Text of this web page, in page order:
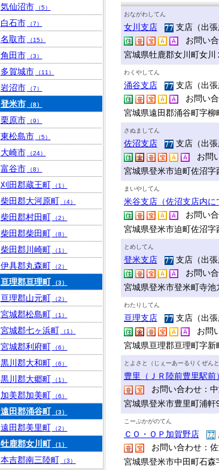
おながわしてん
女川支店
支店（出
お問い
宮城県牡鹿郡女川町女川
わくやしてん
涌谷支店
支店（出
お問い
宮城県遠田郡涌谷町字柳
さぬましてん
佐沼支店
支店（出
お問
宮城県登米市迫町佐沼字
まいやしてん
米谷支店（佐沼支店内に
お問い
宮城県登米市迫町佐沼字
とめしてん
登米支店
支店（出
お問い
宮城県登米市登米町寺池
わたりしてん
亘理支店
支店（出
お問
宮城県亘理郡亘理町字新
とよさと（じぇーあーるりくぜん
豊里（ＪＲ陸前豊里駅前）
お問い合わせ：
宮城県登米市豊里町浦軒
こーぷかがのてん
ＣＯ・ＯＰ加賀野店
お問い合わせ：
宮城県登米市中田町石
気仙沼市 （5）
白石市 （7）
名取市 （15）
角田市 （3）
多賀城市 （11）
岩沼市 （7）
登米市 （8）
栗原市 （9）
東松島市 （5）
大崎市 （24）
富谷市 （8）
刈田郡蔵王町 （1）
柴田郡大河原町 （4）
柴田郡村田町 （2）
柴田郡柴田町 （8）
柴田郡川崎町 （1）
伊具郡丸森町 （2）
亘理郡亘理町 （3）
亘理郡山元町 （2）
宮城郡松島町 （1）
宮城郡七ヶ浜町 （1）
宮城郡利府町 （6）
黒川郡大和町 （6）
黒川郡大郷町 （1）
加美郡加美町 （6）
遠田郡涌谷町 （3）
遠田郡美里町 （2）
牡鹿郡女川町 （1）
本吉郡南三陸町 （3）